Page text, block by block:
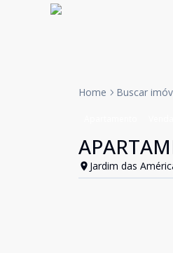
Home Buscar
Jardim das